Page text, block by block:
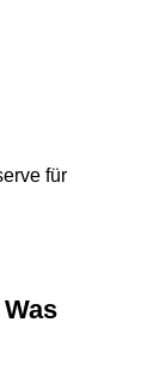
für